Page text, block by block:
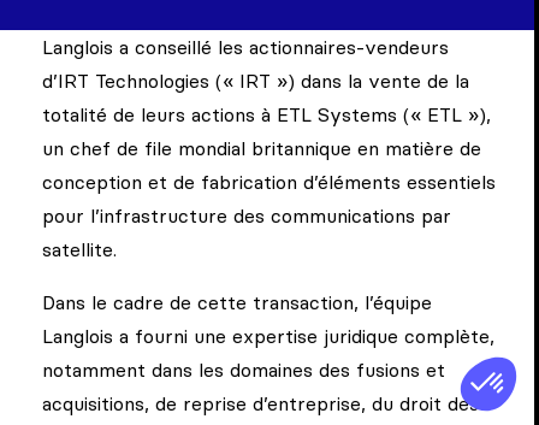
Langlois a conseillé les actionnaires-vendeurs
d’IRT Technologies (« IRT ») dans la vente de la
totalité de leurs actions à ETL Systems (« ETL »),
un chef de file mondial britannique en matière de
conception et de fabrication d’éléments essentiels
pour l’infrastructure des communications par
satellite.
Dans le cadre de cette transaction, l’équipe
Langlois a fourni une expertise juridique complète,
notamment dans les domaines des fusions et
acquisitions, de reprise d’entreprise, du droit des